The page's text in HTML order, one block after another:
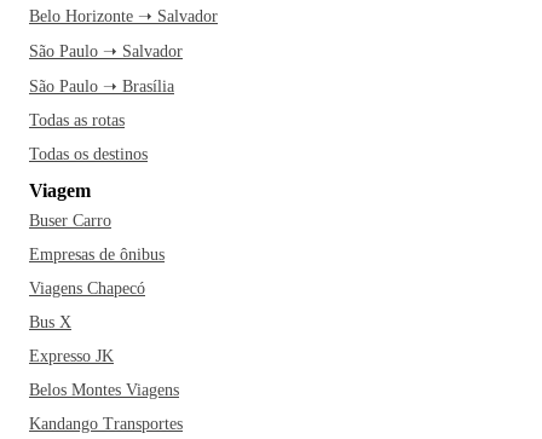
Belo Horizonte ➝ Salvador
São Paulo ➝ Salvador
São Paulo ➝ Brasília
Todas as rotas
Todas os destinos
Viagem
Buser Carro
Empresas de ônibus
Viagens Chapecó
Bus X
Expresso JK
Belos Montes Viagens
Kandango Transportes